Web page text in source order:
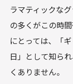
ラマティックな
の多くがこの時
にとっては、「
日」として知ら
くありません。